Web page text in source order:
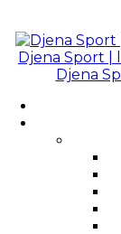
Djena Sport |
Djena